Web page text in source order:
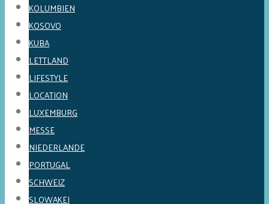
KOLUMBIEN
KOSOVO
KUBA
LETTLAND
LIFESTYLE
LOCATION
LUXEMBURG
MESSE
NIEDERLANDE
PORTUGAL
SCHWEIZ
SLOWAKEI